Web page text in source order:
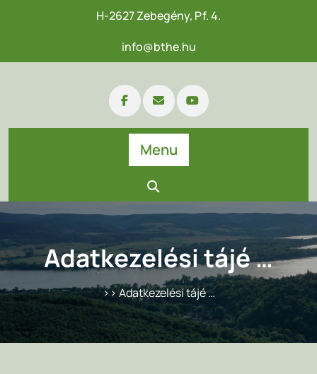
H-2627 Zebegény, Pf. 4.
info@bthe.hu
Menu
Adatkezelési tájé …
>> Adatkezelési tájé …